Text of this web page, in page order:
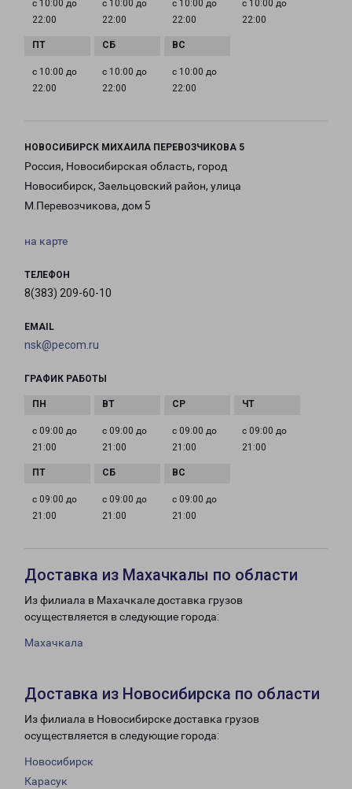
с 10:00 до
22:00
с 10:00 до
22:00
с 10:00 до
22:00
с 10:00 до
22:00
с 10:00 до
22:00
с 10:00 до
22:00
с 10:00 до
22:00
НОВОСИБИРСК МИХАИЛА ПЕРЕВОЗЧИКОВА 5
Россия, Новосибирская область, город
Новосибирск, Заельцовский район, улица
М.Перевозчикова, дом 5
на карте
ТЕЛЕФОН
8(383) 209-60-10
EMAIL
nsk@pecom.ru
ГРАФИК РАБОТЫ
с 09:00 до
21:00
с 09:00 до
21:00
с 09:00 до
21:00
с 09:00 до
21:00
с 09:00 до
21:00
с 09:00 до
21:00
с 09:00 до
21:00
Доставка из Махачкалы по области
Из филиала в Махачкале доставка грузов
осуществляется в следующие города:
Махачкала
Доставка из Новосибирска по области
Из филиала в Новосибирске доставка грузов
осуществляется в следующие города:
Новосибирск
Карасук